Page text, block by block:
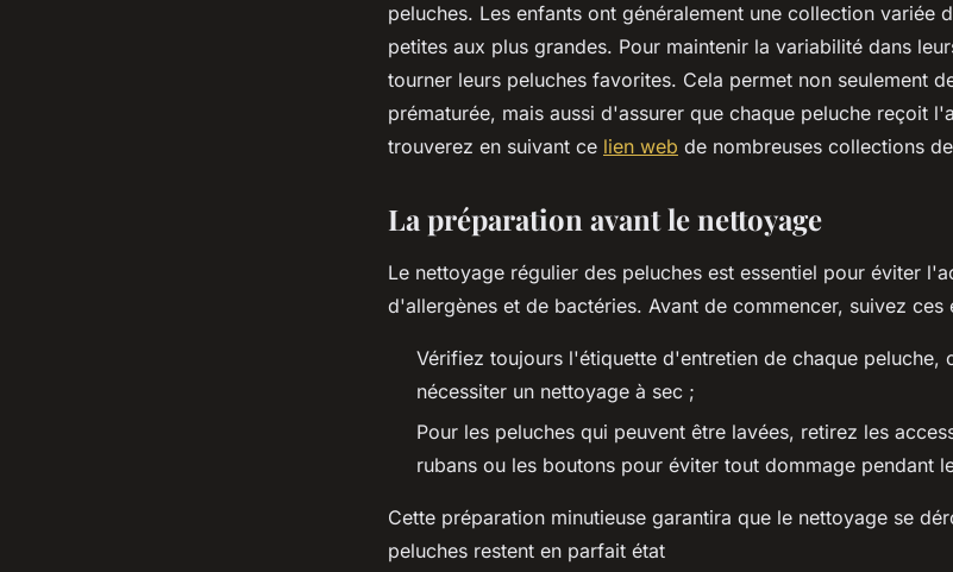
peluches. Les enfants ont généralement une collection variée
petites aux plus grandes. Pour maintenir la variabilité dans
tourner leurs peluches favorites. Cela permet non seulement
prématurée, mais aussi d'assurer que chaque peluche reçoit
trouverez en suivant ce lien web de nombreuses collections
La préparation avant le nettoyage
Le nettoyage régulier des peluches est essentiel pour éviter
d'allergènes et de bactéries. Avant de commencer, suivez ces
Vérifiez toujours l'étiquette d'entretien de chaque peluche,
nécessiter un nettoyage à sec ;
Pour les peluches qui peuvent être lavées, retirez les
rubans ou les boutons pour éviter tout dommage pendant
Cette préparation minutieuse garantira que le nettoyage se
peluches restent en parfait état